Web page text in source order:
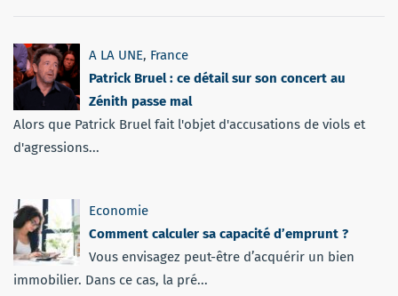
A LA UNE, France
Patrick Bruel : ce détail sur son concert au
Zénith passe mal
Alors que Patrick Bruel fait l'objet d'accusations de viols et
d'agressions...
Economie
Comment calculer sa capacité d’emprunt ?
Vous envisagez peut-être d’acquérir un bien
immobilier. Dans ce cas, la pré...